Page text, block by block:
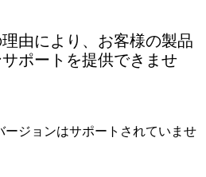
由により、お客様の製品
ポートを提供できませ
ージョンはサポートされていませ